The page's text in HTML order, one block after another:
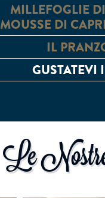
MILLEFOGLIE
MOUSSE DI
IL
GUSTATEVI
Le